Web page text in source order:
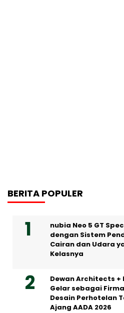
BERITA POPULER
nubia Neo 5 GT
dengan Sistem
Cairan dan Udara
Kelasnya
Dewan Architects +
Gelar sebagai
Desain Perhotelan
Ajang AADA 2026